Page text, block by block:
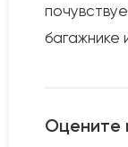
багажнике
Оцените